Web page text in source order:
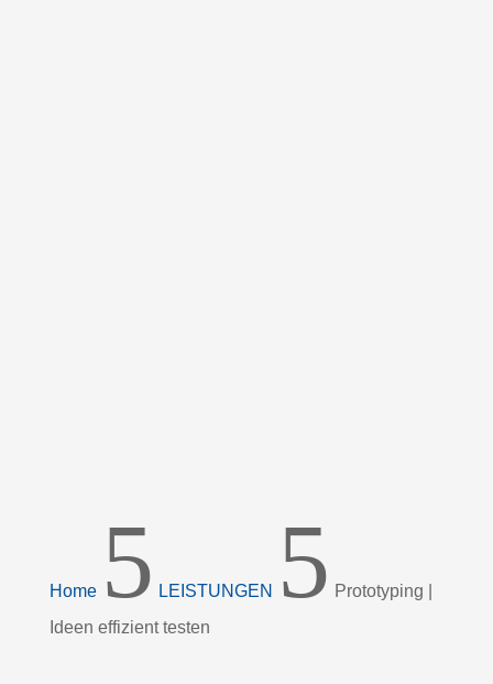
Home 5 LEISTUNGEN 5 Prototyping |
Ideen effizient testen